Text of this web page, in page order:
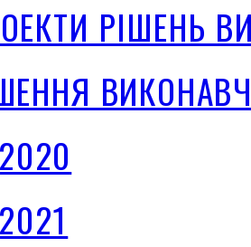
РІШЕНЬ
2020
2021